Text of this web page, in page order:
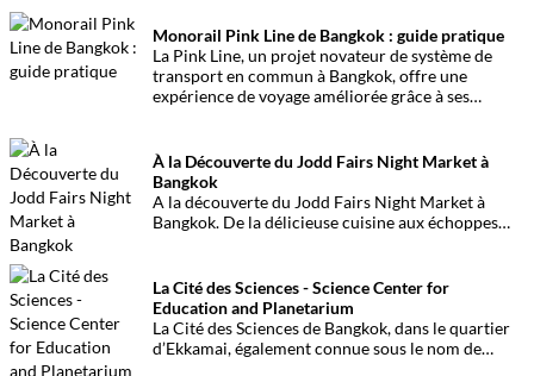
Monorail Pink Line de Bangkok : guide pratique
La Pink Line, un projet novateur de système de
transport en commun à Bangkok, offre une
expérience de voyage améliorée grâce à ses
déplacement dans la région métropolitaine.
À la Découverte du Jodd Fairs Night Market à
Bangkok
A la découverte du Jodd Fairs Night Market à
Bangkok. De la délicieuse cuisine aux échoppes
La Cité des Sciences - Science Center for
Education and Planetarium
La Cité des Sciences de Bangkok, dans le quartier
d’Ekkamai, également connue sous le nom de